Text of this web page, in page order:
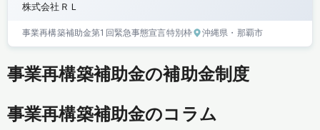
株式会社ＲＬ
事業再構築補助金第1回緊急事態宣言特別枠 沖縄県 ・那覇市
事業再構築補助金の補助金制度
事業再構築補助金のコラム